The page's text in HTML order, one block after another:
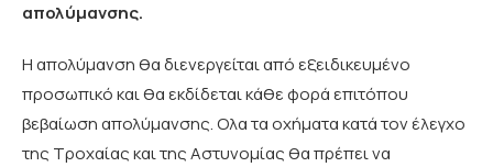
απολύμανσης.
Η απολύμανση θα διενεργείται από εξειδικευμένο
προσωπικό και θα εκδίδεται κάθε φορά επιτόπου
βεβαίωση απολύμανσης. Ολα τα οχήματα κατά τον έλεγχο
της Τροχαίας και της Αστυνομίας θα πρέπει να